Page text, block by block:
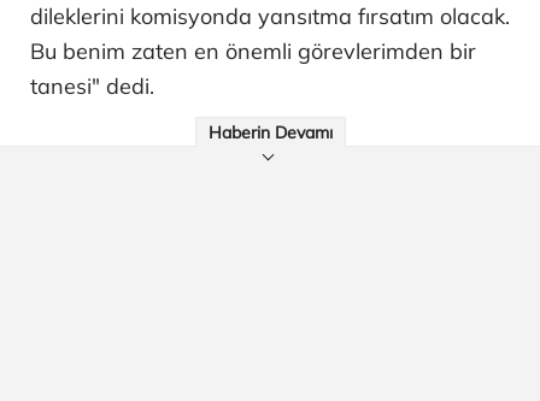
dileklerini komisyonda yansıtma fırsatım olacak.
Bu benim zaten en önemli görevlerimden bir
tanesi" dedi.
Haberin Devamı